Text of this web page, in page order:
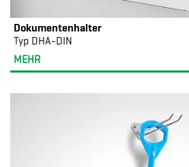
Dokumentenhalter
Typ DHA-DIN
MEHR